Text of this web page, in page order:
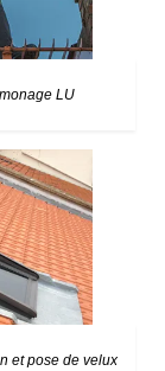
LU
et pose de velux